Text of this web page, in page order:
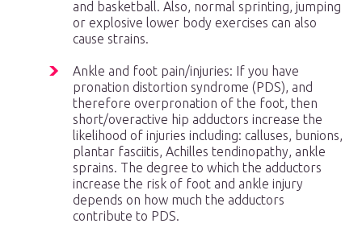
and basketball. Also, normal sprinting, jumping
or explosive lower body exercises can also
cause strains.
Ankle and foot pain/injuries: If you have
pronation distortion syndrome (PDS), and
therefore overpronation of the foot, then
short/overactive hip adductors increase the
likelihood of injuries including: calluses, bunions,
plantar fasciitis, Achilles tendinopathy, ankle
sprains. The degree to which the adductors
increase the risk of foot and ankle injury
depends on how much the adductors
contribute to PDS.